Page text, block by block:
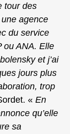
tour des
agence
du service
ou ANA. Elle
et j’ai
jours plus
trop
« En
qu’elle
sa